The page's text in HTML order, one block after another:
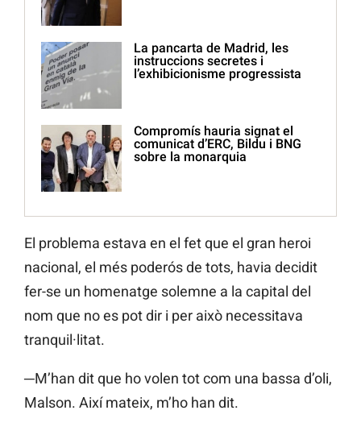
La pancarta de Madrid, les
instruccions secretes i
l’exhibicionisme progressista
Compromís hauria signat el
comunicat d’ERC, Bildu i BNG
sobre la monarquia
El problema estava en el fet que el gran heroi
nacional, el més poderós de tots, havia decidit
fer-se un homenatge solemne a la capital del
nom que no es pot dir i per això necessitava
tranquil·litat.
─M’han dit que ho volen tot com una bassa d’oli,
Malson. Així mateix, m’ho han dit.